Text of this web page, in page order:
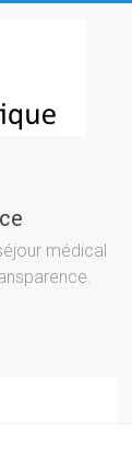
médical